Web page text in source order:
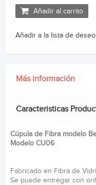
Añadir al carrito
Añadir a la lista de
Más información
Caracteristicas
Cúpula de Fibra modelo
Modelo CU06
Fabricado en Fibra de
Se puede entregar con